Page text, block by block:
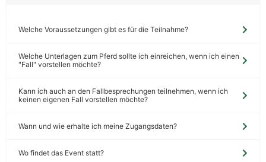
Welche Voraussetzungen gibt es für die Teilnahme?
Welche Unterlagen zum Pferd sollte ich einreichen, wenn ich einen
"Fall" vorstellen möchte?
Kann ich auch an den Fallbesprechungen teilnehmen, wenn ich
keinen eigenen Fall vorstellen möchte?
Wann und wie erhalte ich meine Zugangsdaten?
Wo findet das Event statt?